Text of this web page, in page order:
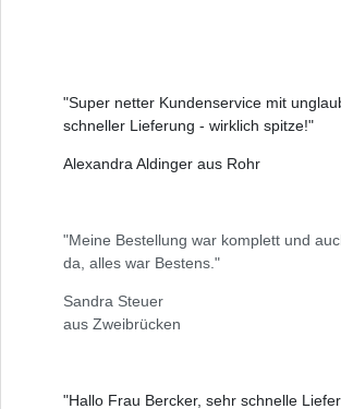
"Super netter Kundenservice mit
schneller Lieferung - wirklich spitze!"
Alexandra Aldinger aus Rohr
"Meine Bestellung war komplett und
da, alles war Bestens."
Sandra Steuer
aus Zweibrücken
"Hallo Frau Bercker, sehr schnelle